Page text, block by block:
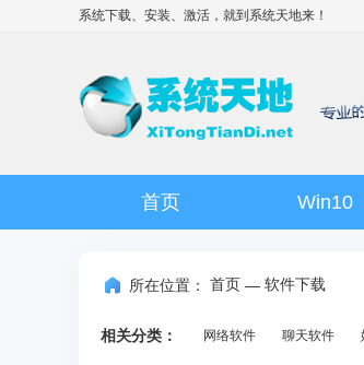
系统下载、安装、激活，就到 系统天地来！
首页 Win10
所在位置： 首页 — 软件下载
相关分类： 网络软件 聊天软件